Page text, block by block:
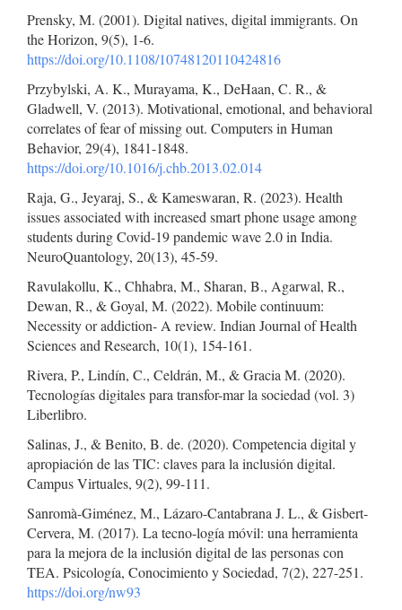
Prensky, M. (2001). Digital natives, digital immigrants. On
the Horizon, 9(5), 1-6.
https://doi.org/10.1108/10748120110424816
Przybylski, A. K., Murayama, K., DeHaan, C. R., &
Gladwell, V. (2013). Motivational, emotional, and behavioral
correlates of fear of missing out. Computers in Human
Behavior, 29(4), 1841-1848.
https://doi.org/10.1016/j.chb.2013.02.014
Raja, G., Jeyaraj, S., & Kameswaran, R. (2023). Health
issues associated with increased smart phone usage among
students during Covid-19 pandemic wave 2.0 in India.
NeuroQuantology, 20(13), 45-59.
Ravulakollu, K., Chhabra, M., Sharan, B., Agarwal, R.,
Dewan, R., & Goyal, M. (2022). Mobile continuum:
Necessity or addiction- A review. Indian Journal of Health
Sciences and Research, 10(1), 154-161.
Rivera, P., Lindín, C., Celdrán, M., & Gracia M. (2020).
Tecnologías digitales para transfor-mar la sociedad (vol. 3)
Liberlibro.
Salinas, J., & Benito, B. de. (2020). Competencia digital y
apropiación de las TIC: claves para la inclusión digital.
Campus Virtuales, 9(2), 99-111.
Sanromà-Giménez, M., Lázaro-Cantabrana J. L., & Gisbert-
Cervera, M. (2017). La tecno-logía móvil: una herramienta
para la mejora de la inclusión digital de las personas con
TEA. Psicología, Conocimiento y Sociedad, 7(2), 227-251.
https://doi.org/nw93